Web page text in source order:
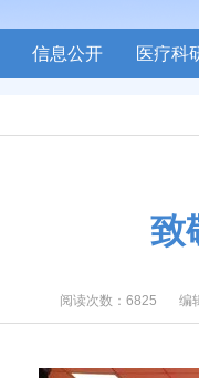
信息公开 医疗科
致
阅读次数：6825 编